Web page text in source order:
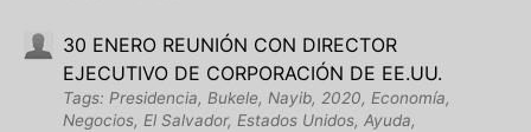
30 ENERO REUNIÓN CON DIRECTOR
EJECUTIVO DE CORPORACIÓN DE EE.UU.
Tags: Presidencia, Bukele, Nayib, 2020, Economía,
Negocios, El Salvador, Estados Unidos, Ayuda,